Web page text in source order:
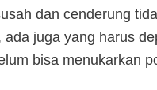
dan cenderung
ada juga yang harus
bisa menukarkan